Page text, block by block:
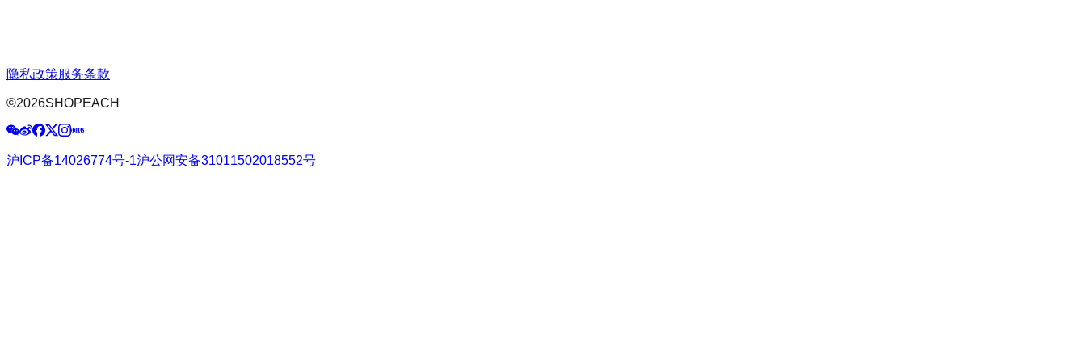
隐私政策服务条款
©2026SHOPEACH
沪ICP备14026774号-1沪公网安备31011502018552号